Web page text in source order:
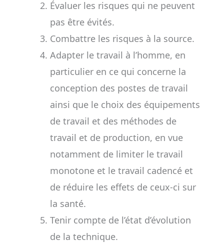
Évaluer les risques qui ne peuvent
pas être évités.
Combattre les risques à la source.
Adapter le travail à l’homme, en
particulier en ce qui concerne la
conception des postes de travail
ainsi que le choix des équipements
de travail et des méthodes de
travail et de production, en vue
notamment de limiter le travail
monotone et le travail cadencé et
de réduire les effets de ceux-ci sur
la santé.
Tenir compte de l’état d’évolution
de la technique.